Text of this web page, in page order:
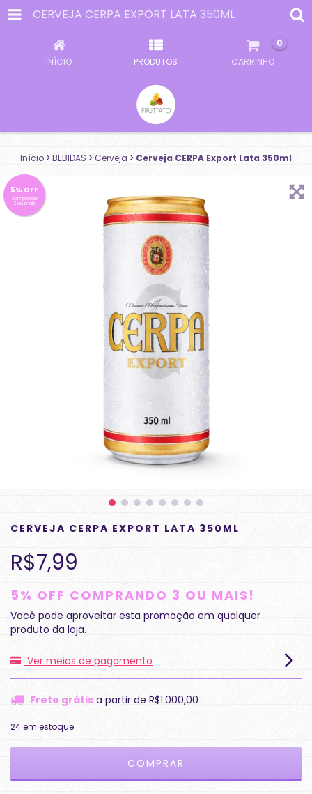
CERVEJA CERPA EXPORT LATA 350ML
INÍCIO PRODUTOS CARRINHO
0
Início >BEBIDAS >Cerveja > Cerveja CERPA Export Lata 350ml
5% OFF
comprando
3 ou mais
CERVEJA CERPA EXPORT LATA 350ML
R$7,99
5% OFF COMPRANDO 3 OU MAIS!
Você pode aproveitar esta promoção em qualquer
produto da loja.
Ver meios de pagamento
Frete grátis a partir de R$1.000,00
24em estoque